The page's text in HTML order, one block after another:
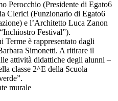
Perocchio (Presidente di Egato6
Clerici (Funzionario di Egato6
e l’Architetto Luca Zanon
Festival”).
è rappresentato dagli
Simonetti. A ritirare il
attività didattiche degli alunni –
classe 2^E della Scuola